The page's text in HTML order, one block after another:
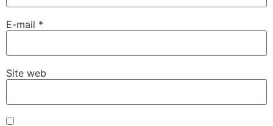
E-mail *
Site web